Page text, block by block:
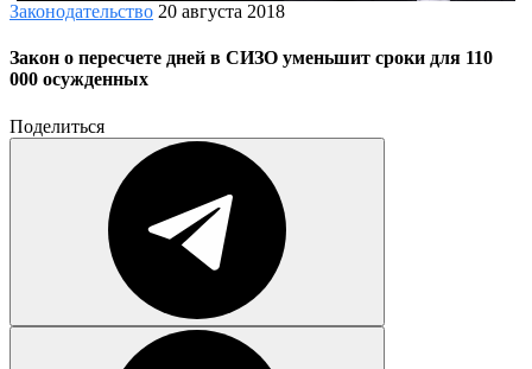
Законодательство 20 августа 2018
Закон о пересчете дней в СИЗО уменьшит сроки для 110
000 осужденных
Поделиться